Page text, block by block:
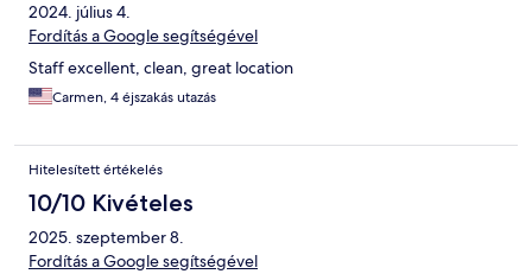
2024. július 4.
Fordítás a Google segítségével
Staff excellent, clean, great location
Carmen, 4 éjszakás utazás
Hitelesített értékelés
10/10 Kivételes
2025. szeptember 8.
Fordítás a Google segítségével